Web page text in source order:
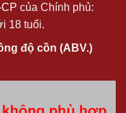
của Chính phủ:
18 tuổi.
độ cồn (ABV.)